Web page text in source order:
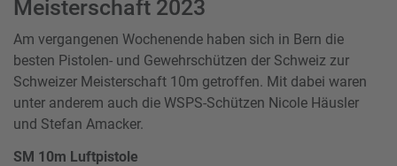
Meisterschaft 2023
Am vergangenen Wochenende haben sich in Bern die
besten Pistolen- und Gewehrschützen der Schweiz zur
Schweizer Meisterschaft 10m getroffen. Mit dabei waren
unter anderem auch die WSPS-Schützen Nicole Häusler
und Stefan Amacker.
SM 10m Luftpistole